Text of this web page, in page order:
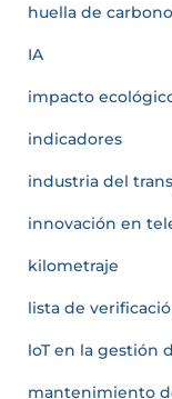
huella de carbono
IA
impacto
indicadores
industria del
innovación en
kilometraje
lista de
loT en la gestión
mantenimiento